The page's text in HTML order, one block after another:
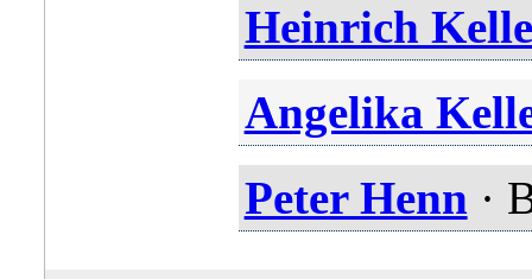
Heinrich
Angelika
Peter Henn ·